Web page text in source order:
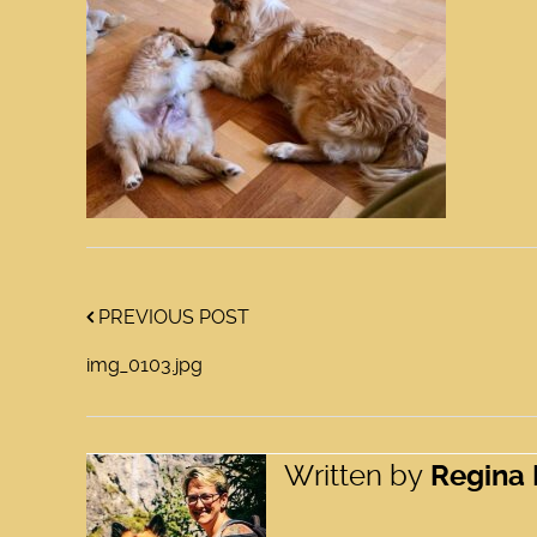
PREVIOUS POST
img_0103.jpg
Written by Regina